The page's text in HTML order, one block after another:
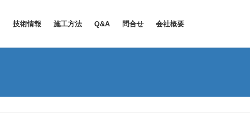
技術情報 施工方法 Q&A 問合せ 会社概要